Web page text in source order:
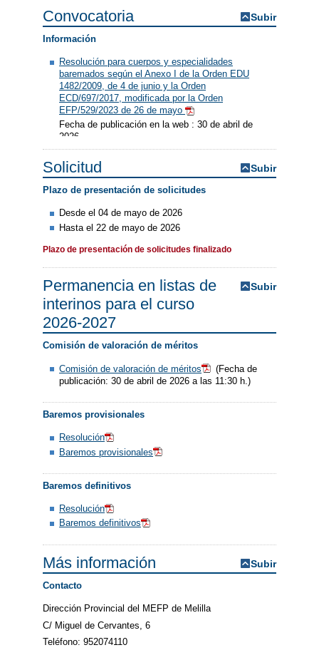
Convocatoria Subir
Información
Resolución para cuerpos y especialidades
baremados según el Anexo I de la Orden EDU
1482/2009, de 4 de junio y la Orden
ECD/697/2017, modificada por la Orden
EFP/529/2023 de 26 de mayo
Fecha de publicación en la web : 30 de abril de
2026
Solicitud Subir
Plazo de presentación de solicitudes
Desde el 04 de mayo de 2026
Hasta el 22 de mayo de 2026
Plazo de presentación de solicitudes finalizado
Permanencia en listas de
interinos para el curso
2026-2027
Subir
Comisión de valoración de méritos
Comisión de valoración de méritos
(Fecha de
publicación: 30 de abril de 2026 a las 11:30 h.)
Baremos provisionales
Resolución
Baremos provisionales
Baremos definitivos
Resolución
Baremos definitivos
Más información Subir
Contacto
Dirección Provincial del MEFP de Melilla
C/ Miguel de Cervantes, 6
Teléfono: 952074110